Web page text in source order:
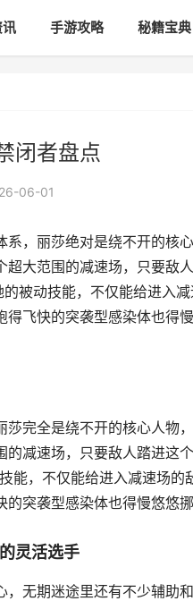
手游攻略 秘籍宝典
闭者盘点
06-01
，丽莎绝对是绕不开的核
超大范围的减速场，只要敌
被动技能，不仅能给进入
得飞快的突袭型感染体也得
完全是绕不开的核心人物
的减速场，只要敌人踏进这
能，不仅能给进入减速场
突袭型感染体也得慢悠悠挪
灵活选手
，无期迷途里还有不少辅助